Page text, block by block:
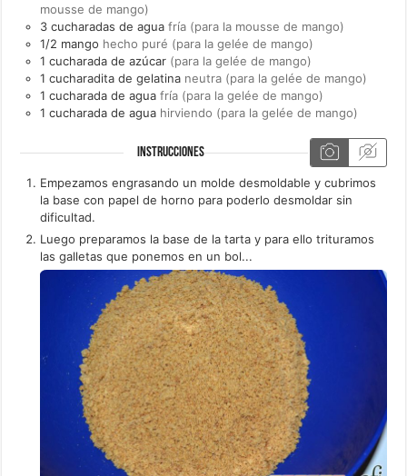
mousse de mango)
3 cucharadas de agua fría (para la mousse de mango)
1/2 mango hecho puré (para la gelée de mango)
1 cucharada de azúcar (para la gelée de mango)
1 cucharadita de gelatina neutra (para la gelée de mango)
1 cucharada de agua fría (para la gelée de mango)
1 cucharada de agua hirviendo (para la gelée de mango)
INSTRUCCIONES
Empezamos engrasando un molde desmoldable y cubrimos
la base con papel de horno para poderlo desmoldar sin
dificultad.
Luego preparamos la base de la tarta y para ello trituramos
las galletas que ponemos en un bol...